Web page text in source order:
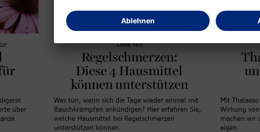
über
Code red
Regelschmerzen:
Diese 4 Hausmittel
können unterstützen
Was tun, wenn sich die Tage wieder einmal mit
Bauchkrämpfen ankündigen? Hier erfahren Sie,
welche Hausmittel bei Regelschmerzen
unterstützen können.
Mit
Wirkung
machen wir
eigen.